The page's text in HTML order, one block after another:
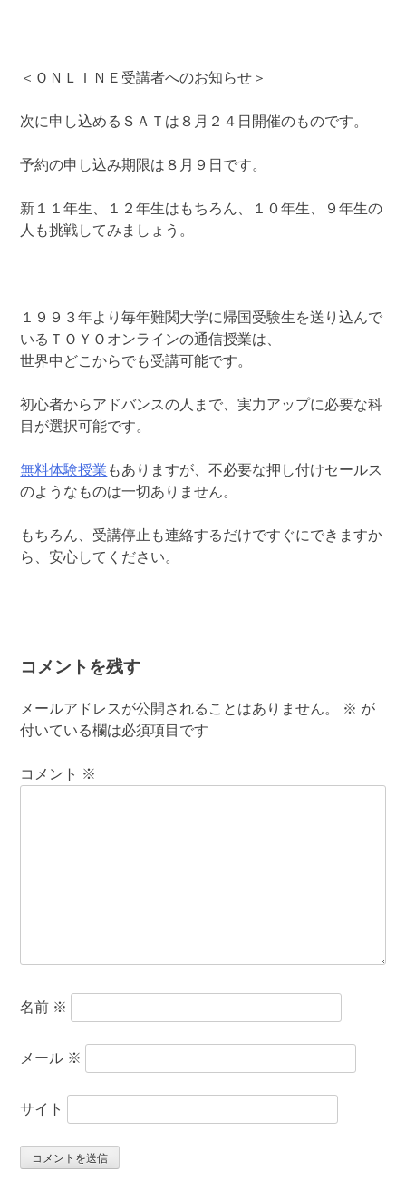
＜ＯＮＬＩＮＥ受講者へのお知らせ＞
次に申し込めるＳＡＴは８月２４日開催のものです。
予約の申し込み期限は８月９日です。
新１１年生、１２年生はもちろん、１０年生、９年生の
人も挑戦してみましょう。
１９９３年より毎年難関大学に帰国受験生を送り込んで
いるＴＯＹＯオンラインの通信授業は、
世界中どこからでも受講可能です。
初心者からアドバンスの人まで、実力アップに必要な科
目が選択可能です。
無料体験授業 もありますが、不必要な押し付けセールス
のようなものは一切ありません。
もちろん、受講停止も連絡するだけですぐにできますか
ら、安心してください。
コメントを残す
メールアドレスが公開されることはありません。 ※ が
付いている欄は必須項目です
コメント ※
名前 ※
メール ※
サイト